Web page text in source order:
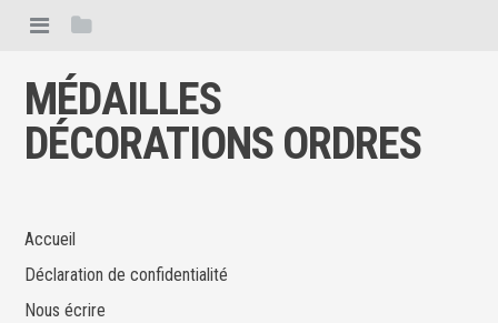
MÉDAILLES
DÉCORATIONS ORDRES
Accueil
Déclaration de confidentialité
Nous écrire